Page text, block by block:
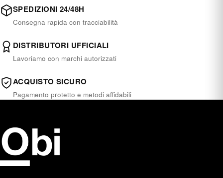
SPEDIZIONI 24/48H
Consegna rapida con tracciabilità
DISTRIBUTORI UFFICIALI
Lavoriamo con marchi autorizzati
ACQUISTO SICURO
Pagamento protetto e metodi affidabili